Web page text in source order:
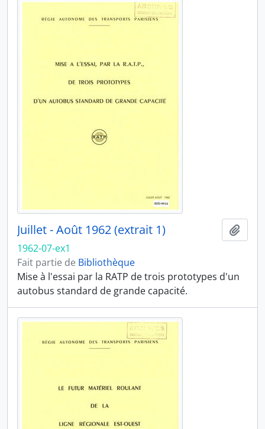
Juillet - Août 1962 (extrait 1)
1962-07-ex1
Fait partie de Bibliothèque
Mise à l'essai par la RATP de trois prototypes d'un
autobus standard de grande capacité.